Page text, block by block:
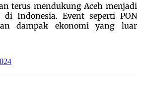
terus mendukung Aceh menjadi
Indonesia. Event seperti PON
dampak ekonomi yang luar